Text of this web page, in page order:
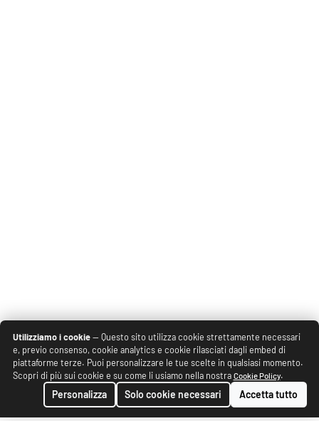
Utilizziamo i cookie— Questo sito utilizza cookie strettamente necessari
e, previo consenso, cookie analytics e cookie rilasciati dagli embed di
piattaforme terze. Puoi personalizzare le tue scelte in qualsiasi momento.
Scopri di più sui cookie e su come li usiamo nella nostra Cookie Policy.
Personalizza Solo cookie necessari Accetta tutto